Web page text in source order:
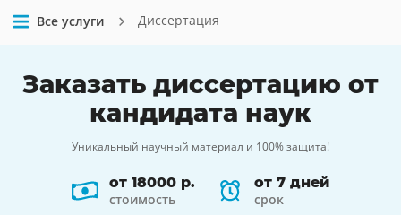
Все услуги Диссертация
Заказать диссертацию от
кандидата наук
Уникальный научный материал и 100% защита!
от 18000 р.
стоимость
от 7 дней
срок